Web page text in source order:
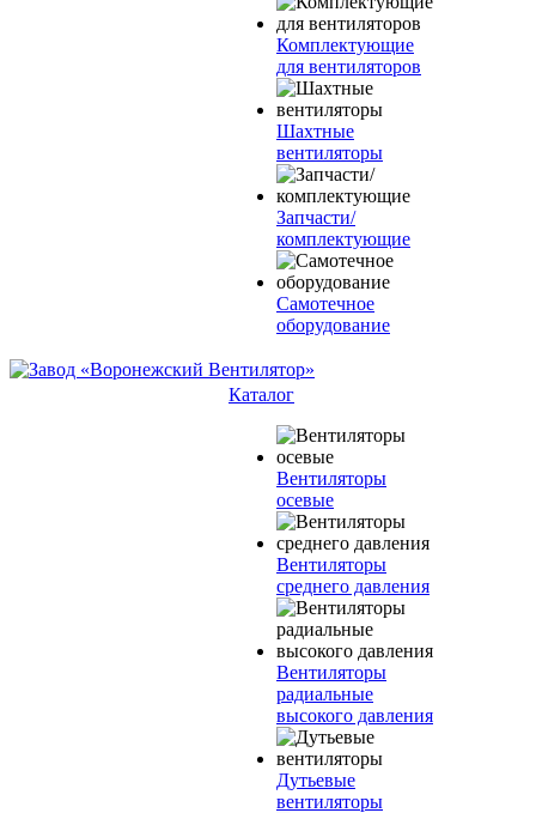
Комплектующие
для вентиляторов
Шахтные
вентиляторы
Запчасти/
комплектующие
Самотечное
оборудование
Каталог
Вентиляторы
осевые
Вентиляторы
среднего давления
Вентиляторы
радиальные
высокого давления
Дутьевые
вентиляторы